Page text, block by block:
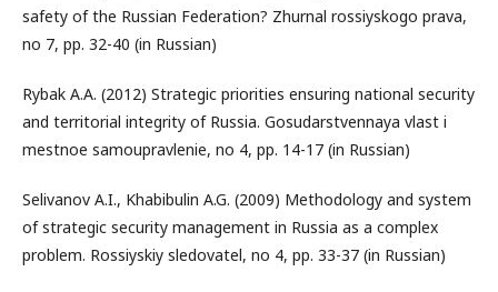
safety of the Russian Federation? Zhurnal rossiyskogo prava,
no 7, pp. 32-40 (in Russian)
Rybak A.A. (2012) Strategic priorities ensuring national security
and territorial integrity of Russia. Gosudarstvennaya vlast i
mestnoe samoupravlenie, no 4, pp. 14-17 (in Russian)
Selivanov A.I., Khabibulin A.G. (2009) Methodology and system
of strategic security management in Russia as a complex
problem. Rossiyskiy sledovatel, no 4, pp. 33-37 (in Russian)